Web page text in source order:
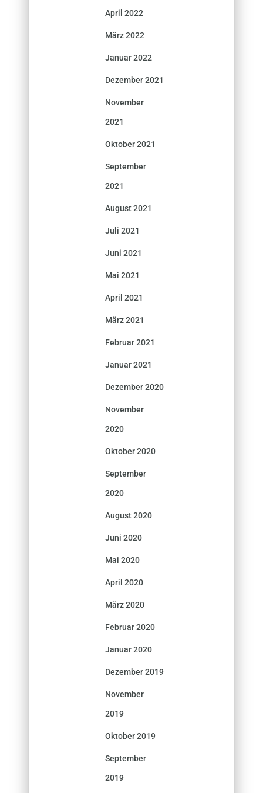
April 2022
März 2022
Januar 2022
Dezember 2021
November
2021
Oktober 2021
September
2021
August 2021
Juli 2021
Juni 2021
Mai 2021
April 2021
März 2021
Februar 2021
Januar 2021
Dezember 2020
November
2020
Oktober 2020
September
2020
August 2020
Juni 2020
Mai 2020
April 2020
März 2020
Februar 2020
Januar 2020
Dezember 2019
November
2019
Oktober 2019
September
2019